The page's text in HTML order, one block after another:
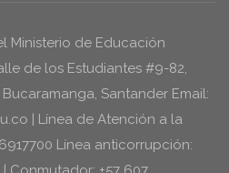
Ministerio de Educación
de los Estudiantes #9-82,
Santander Email:
| Línea de Atención a la
Línea anticorrupción: